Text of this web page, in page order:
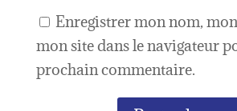
Enregistrer mon nom,
mon site dans le navigateur
prochain commentaire.